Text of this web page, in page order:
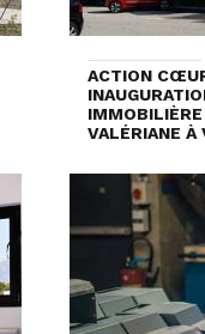
ACTION
VALÉRIANE À